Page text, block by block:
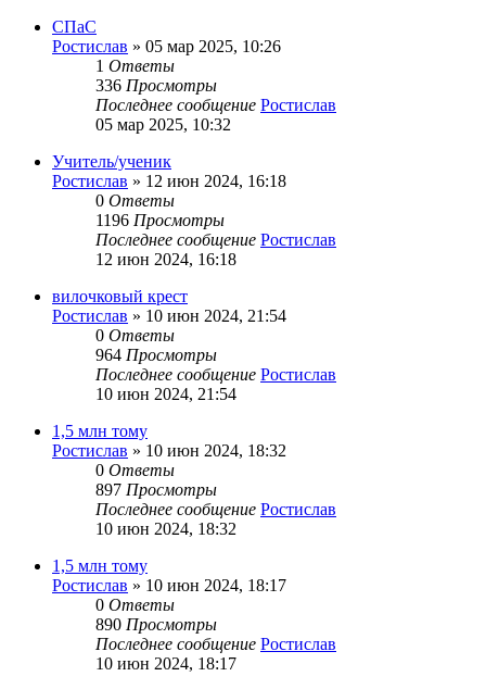
СПаС
Ростислав » 05 мар 2025, 10:26
1 Ответы
336 Просмотры
Последнее сообщение Ростислав
05 мар 2025, 10:32
Учитель/ученик
Ростислав » 12 июн 2024, 16:18
0 Ответы
1196 Просмотры
Последнее сообщение Ростислав
12 июн 2024, 16:18
вилочковый крест
Ростислав » 10 июн 2024, 21:54
0 Ответы
964 Просмотры
Последнее сообщение Ростислав
10 июн 2024, 21:54
1,5 млн тому
Ростислав » 10 июн 2024, 18:32
0 Ответы
897 Просмотры
Последнее сообщение Ростислав
10 июн 2024, 18:32
1,5 млн тому
Ростислав » 10 июн 2024, 18:17
0 Ответы
890 Просмотры
Последнее сообщение Ростислав
10 июн 2024, 18:17